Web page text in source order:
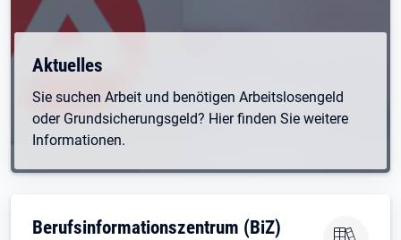
Aktuelles
Sie suchen Arbeit und benötigen Arbeitslosengeld
oder Grundsicherungsgeld? Hier finden Sie weitere
Informationen.
Berufsinformationszentrum (BiZ)